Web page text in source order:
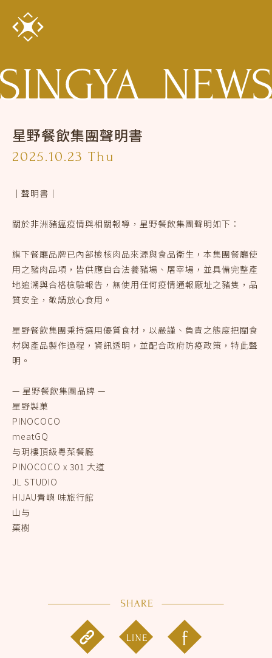
星野餐飲集團聲明書
2025.10.23 Thu
｜聲明書｜
關於非洲豬瘟疫情與相關報導，星野餐飲集團聲明如下：
旗下餐廳品牌已內部檢核肉品來源與食品衛生，本集團餐廳使
用之豬肉品項，皆供應自合法養豬場、屠宰場，並具備完整產
地追溯與合格檢驗報告，無使用任何疫情通報廠址之豬隻，品
質安全，敬請放心食用。
星野餐飲集團秉持選用優質食材，以嚴謹、負責之態度把關食
材與產品製作過程，資訊透明，並配合政府防疫政策，特此聲
明。
— 星野餐飲集團品牌 —
星野製菓
PINOCOCO
meatGQ
与玥樓頂級粵菜餐廳
PINOCOCO x 301 大道
JL STUDIO
HIJAU青嶼 味旅行館
山与
菓樹